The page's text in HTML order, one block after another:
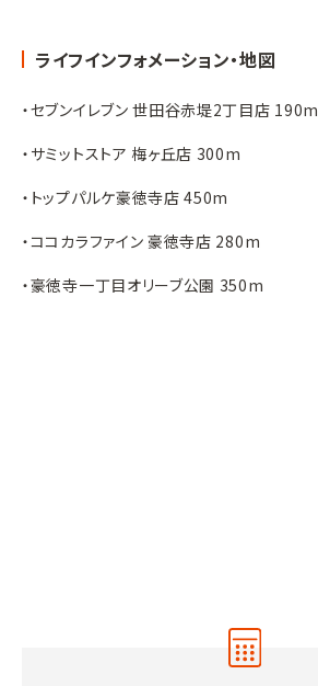
ライフインフォメーション・地図
・セブンイレブン 世田谷赤堤2丁目店 190m
・サミットストア 梅ヶ丘店 300m
・トップパルケ豪徳寺店 450m
・ココカラファイン 豪徳寺店 280m
・豪徳寺一丁目オリーブ公園 350m